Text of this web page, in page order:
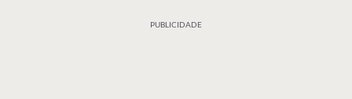
PUBLICIDADE